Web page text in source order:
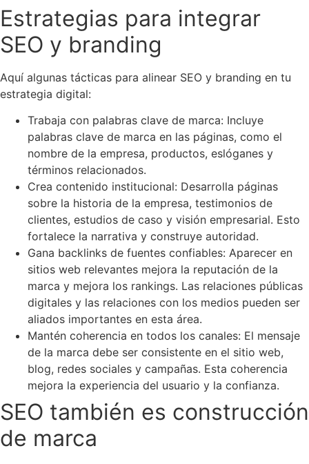
Estrategias para integrar
SEO y branding
Aquí algunas tácticas para alinear SEO y branding en tu
estrategia digital:
Trabaja con palabras clave de marca: Incluye
palabras clave de marca en las páginas, como el
nombre de la empresa, productos, eslóganes y
términos relacionados.
Crea contenido institucional: Desarrolla páginas
sobre la historia de la empresa, testimonios de
clientes, estudios de caso y visión empresarial. Esto
fortalece la narrativa y construye autoridad.
Gana backlinks de fuentes confiables: Aparecer en
sitios web relevantes mejora la reputación de la
marca y mejora los rankings. Las relaciones públicas
digitales y las relaciones con los medios pueden ser
aliados importantes en esta área.
Mantén coherencia en todos los canales: El mensaje
de la marca debe ser consistente en el sitio web,
blog, redes sociales y campañas. Esta coherencia
mejora la experiencia del usuario y la confianza.
SEO también es construcción
de marca